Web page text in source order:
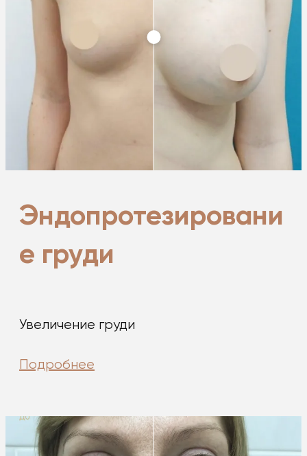
Эндопротезировани
е груди
Увеличение груди
Подробнее